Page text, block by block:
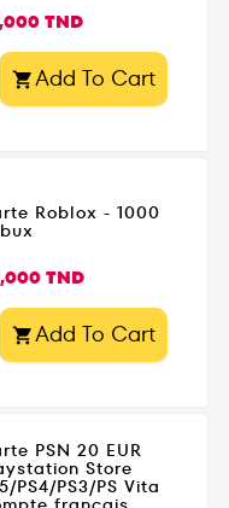
TND
Add To Cart
Roblox - 1000
TND
Add To Cart
PSN 20 EUR
Store
PS4/PS3/PS Vita